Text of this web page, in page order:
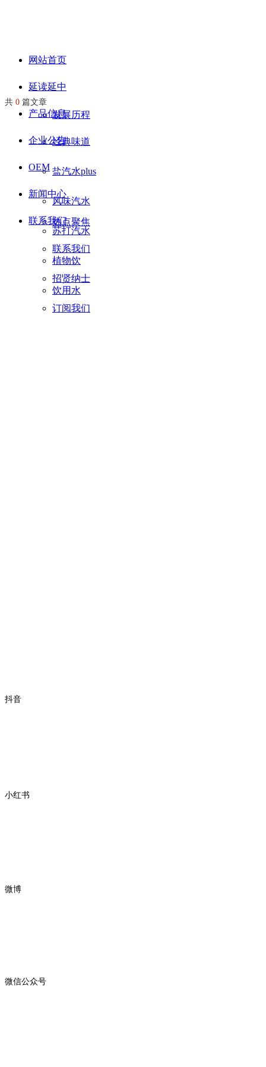
网站首页
延读延中
发展历程
产品信息
经典味道
盐汽水plus
风味汽水
苏打汽水
植物饮
饮用水
企业公告
OEM
新闻中心
热点聚焦
联系我们
联系我们
招贤纳士
订阅我们
共 0 篇文章
抖音
小红书
微博
微信公众号